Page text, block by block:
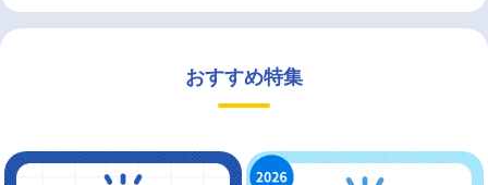
おすすめ特集